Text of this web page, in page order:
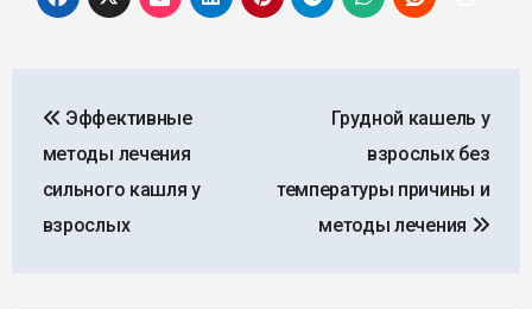
по
записям
Эффективные
методы лечения
сильного кашля у
взрослых
Грудной кашель у
взрослых без
температуры причины и
методы лечения